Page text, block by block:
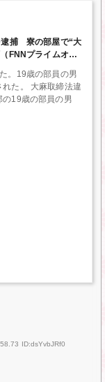
逮捕 寮の部屋で“大
FNNプライムオン
。19歳の部員の男
締法違
の19歳の部員の男
ID:dsYvbJRf0